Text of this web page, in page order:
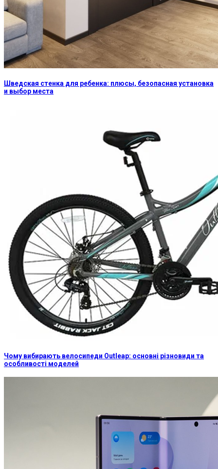
Шведская стенка для ребенка: плюсы, безопасная установка
и выбор места
Чому вибирають велосипеди Outleap: основні різновиди та
особливості моделей